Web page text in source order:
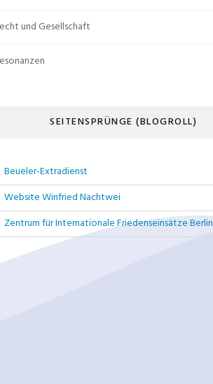
und Gesellschaft
SEITENSPRÜNGE (BLOGROLL)
Beueler-Extradienst
Website Winfried Nachtwei
Zentrum für Internationale Friedenseinsätze Berlin